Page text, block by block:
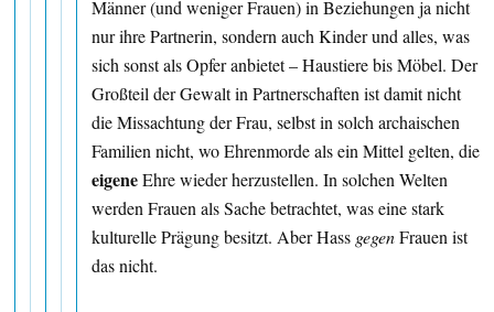
Männer (und weniger Frauen) in Beziehungen ja nicht
nur ihre Partnerin, sondern auch Kinder und alles, was
sich sonst als Opfer anbietet – Haustiere bis Möbel. Der
Großteil der Gewalt in Partnerschaften ist damit nicht
die Missachtung der Frau, selbst in solch archaischen
Familien nicht, wo Ehrenmorde als ein Mittel gelten, die
eigeneEhre wieder herzustellen. In solchen Welten
werden Frauen als Sache betrachtet, was eine stark
kulturelle Prägung besitzt. Aber Hass gegenFrauen ist
das nicht.